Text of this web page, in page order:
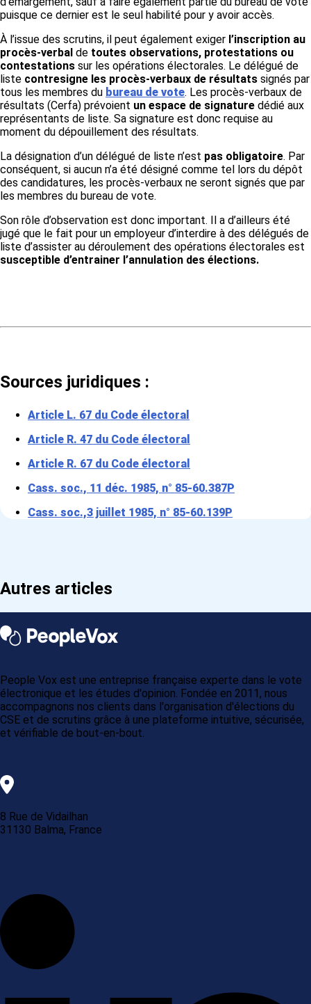
puisque ce dernier est le seul habilité pour y avoir accès.
À l’issue des scrutins, il peut également exiger l’inscription au
procès-verbal de toutes observations, protestations ou
contestations sur les opérations électorales. Le délégué de
liste contresigne les procès-verbaux de résultats signés par
tous les membres du bureau de vote. Les procès-verbaux de
résultats (Cerfa) prévoient un espace de signature dédié aux
représentants de liste. Sa signature est donc requise au
moment du dépouillement des résultats.
La désignation d’un délégué de liste n’est pas obligatoire. Par
conséquent, si aucun n’a été désigné comme tel lors du dépôt
des candidatures, les procès-verbaux ne seront signés que par
les membres du bureau de vote.
Son rôle d’observation est donc important. Il a d’ailleurs été
jugé que le fait pour un employeur d’interdire à des délégués de
liste d’assister au déroulement des opérations électorales est
susceptible d’entrainer l’annulation des élections.
Sources juridiques :
Article L. 67 du Code électoral
Article R. 47 du Code électoral
Article R. 67 du Code électoral
Cass. soc., 11 déc. 1985, n° 85-60.387P
Cass. soc.,3 juillet 1985, n° 85-60.139P
Autres articles
People Vox est une entreprise française experte dans le vote
électronique et les études d'opinion. Fondée en 2011, nous
accompagnons nos clients dans l'organisation d'élections du
CSE et de scrutins grâce à une plateforme intuitive, sécurisée,
et vérifiable de bout-en-bout.
8 Rue de Vidailhan
31130 Balma, France